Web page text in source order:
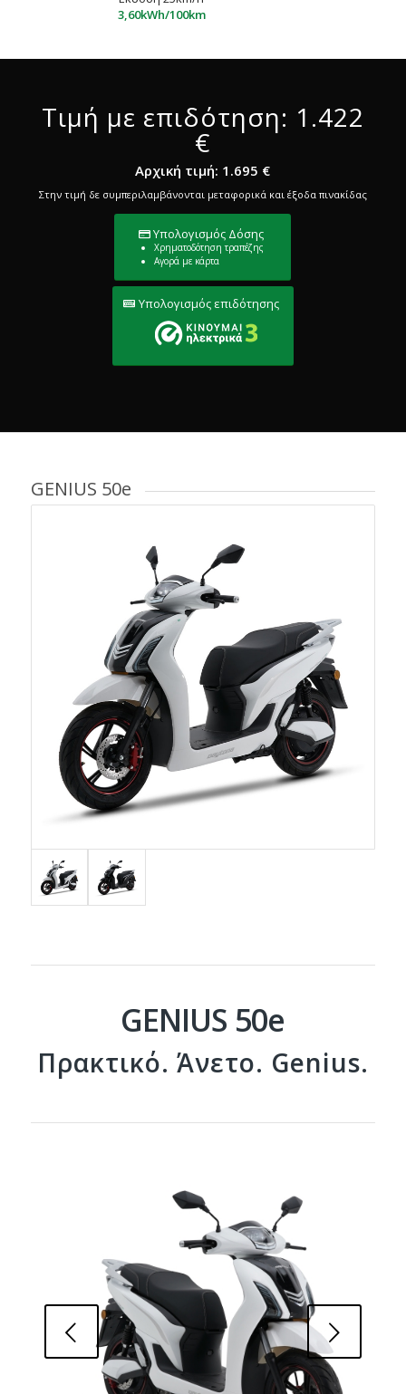
3,60kWh/100km
Τιμή με επιδότηση: 1.422
€
Αρχική τιμή: 1.695 €
Στην τιμή δε συμπεριλαμβάνονται μεταφορικά και έξοδα πινακίδας
Υπολογισμός Δόσης
Χρηματοδότηση τραπέζης
Αγορά με κάρτα
Υπολογισμός επιδότησης
GENIUS 50e
GENIUS 50e
Πρακτικό. Άνετο. Genius.
Next